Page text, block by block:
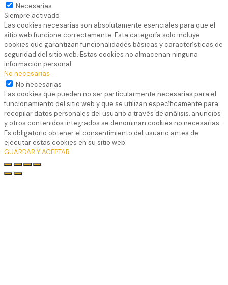
Necesarias
Siempre activado
Las cookies necesarias son absolutamente esenciales para que el
sitio web funcione correctamente. Esta categoría solo incluye
cookies que garantizan funcionalidades básicas y características de
seguridad del sitio web. Estas cookies no almacenan ninguna
información personal.
No necesarias
No necesarias
Las cookies que pueden no ser particularmente necesarias para el
funcionamiento del sitio web y que se utilizan específicamente para
recopilar datos personales del usuario a través de análisis, anuncios
y otros contenidos integrados se denominan cookies no necesarias.
Es obligatorio obtener el consentimiento del usuario antes de
ejecutar estas cookies en su sitio web.
GUARDAR Y ACEPTAR